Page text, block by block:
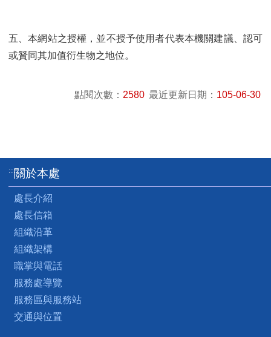
五、本網站之授權，並不授予使用者代表本機關建議、認可
或贊同其加值衍生物之地位。
點閱次數： 2580 最近更新日期： 105-06-30
:::關於本處
處長介紹
處長信箱
組織沿革
組織架構
職掌與電話
服務處導覽
服務區與服務站
交通與位置